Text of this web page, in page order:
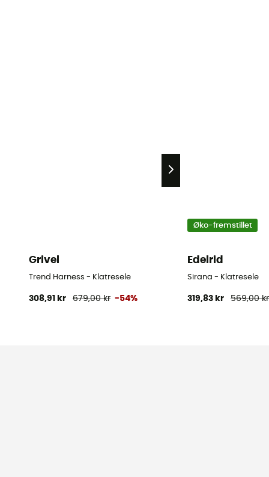
Grivel
Trend Harness - Klatresele
308,91 kr 679,00 kr -54%
Øko-fremstillet
Edelrid
Sirana - Klatresele
319,83 kr 569,00 kr